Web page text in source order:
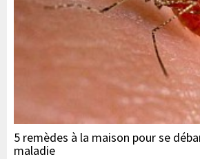
5 remèdes à la maison pour se
maladie